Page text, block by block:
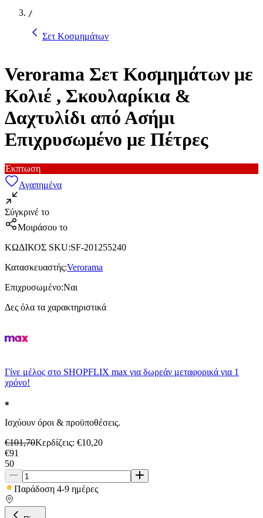
/
Σετ Κοσμημάτων
Verorama Σετ Κοσμημάτων με
Κολιέ , Σκουλαρίκια &
Δαχτυλίδι από Ασήμι
Επιχρυσωμένο με Πέτρες
Έκπτωση
Αγαπημένα
Σύγκρινέ το
Μοιράσου το
ΚΩΔΙΚΟΣ SKU:SF-201255240
Κατασκευαστής:Verorama
Επιχρυσωμένο:Ναι
Δες όλα τα χαρακτηριστικά
Γίνε μέλος στο SHOPFLIX max για δωρεάν μεταφορικά για 1
χρόνο!
Ισχύουν όροι & προϋποθέσεις.
€101,70Κερδίζεις: €10,20
€91
50
Παράδοση 4-9 ημέρες